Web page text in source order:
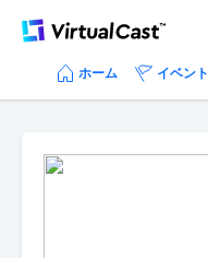
ホーム イベント